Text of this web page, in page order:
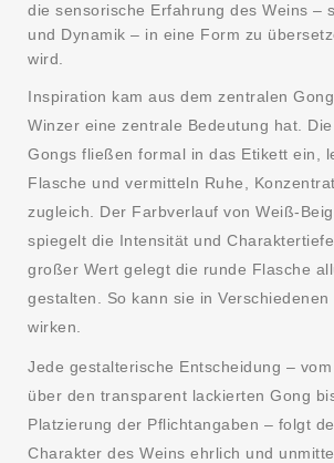
die sensorische Erfahrung des Weins –
und Dynamik – in eine Form zu
wird.
Inspiration kam aus dem zentralen
Winzer eine zentrale Bedeutung hat.
Gongs fließen formal in das Etikett ein,
Flasche und vermitteln Ruhe,
zugleich. Der Farbverlauf von Weiß-
spiegelt die Intensität und
großer Wert gelegt die runde Flasche
gestalten. So kann sie in
wirken.
Jede gestalterische Entscheidung –
über den transparent lackierten Gong
Platzierung der Pflichtangaben – folgt
Charakter des Weins ehrlich und